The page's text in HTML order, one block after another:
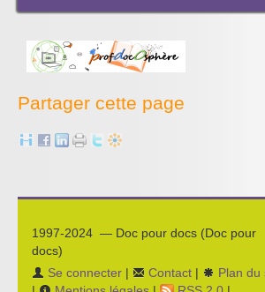
Enseigner la presse écrite
L’économie des médias
Partager cette page
1997-2024 — Doc pour docs (Doc pour
docs)
Se connecter | Contact |
Plan du